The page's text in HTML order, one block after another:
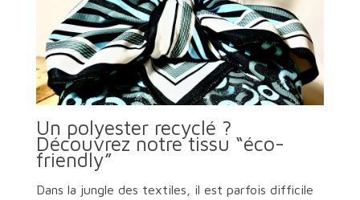
Un polyester recyclé ?
Découvrez notre tissu “éco-
friendly”
Dans la jungle des textiles, il est parfois difficile